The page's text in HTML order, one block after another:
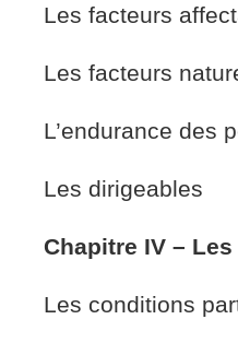
Les facteurs
Les facteurs
L’endurance des
Les dirigeables
Chapitre IV –
Les conditions